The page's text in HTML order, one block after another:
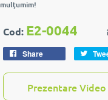
mulţumim!
Cod: E2-0044
Share
Prezentare Video